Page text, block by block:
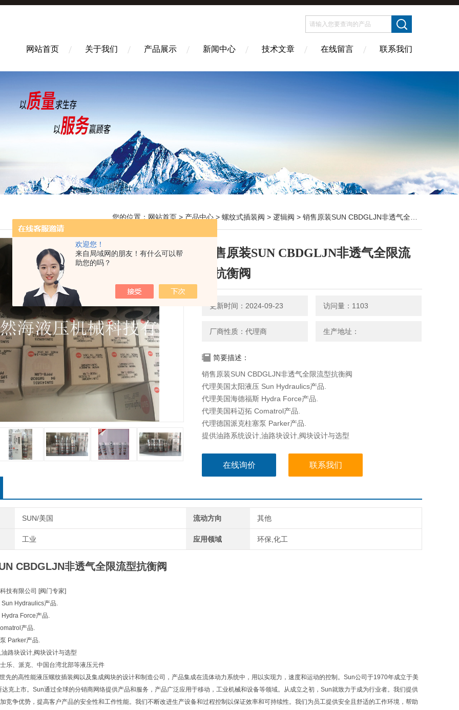
欢迎您！
来自局域网的朋友！有什么可以帮
助您的吗？
网站首页 关于我们 产品展示 新闻中心 技术文章 在线留言 联系我们
您的位置： 网站首页 > 产品中心 > 螺纹式插装阀 > 逻辑阀 > 销售原装SUN CBDGLJN非透气全限流型抗衡阀
销售原装SUN CBDGLJN非透气全限流
型抗衡阀
更新时间：2024-09-23 访问量：1103
厂商性质：代理商 生产地址：
简要描述：
销售原装SUN CBDGLJN非透气全限流型抗衡阀
代理美国太阳液压 Sun Hydraulics产品.
代理美国海德福斯 Hydra Force产品.
代理美国科迈拓 Comatrol产品.
代理德国派克柱塞泵 Parker产品.
提供油路系统设计,油路块设计,阀块设计与选型
在线询价 联系我们
SUN/美国 流动方向 其他
工业 应用领域 环保,化工
CBDGLJN非透气全限流型抗衡阀
技有限公司 [阀门专家]
Hydraulics产品.
Force产品.
产品.
Parker产品.
路块设计,阀块设计与选型
乐、派克、中国台湾北部等液压元件
先的高性能液压螺纹插装阀以及集成阀块的设计和制造公司，产品集成在流体动力系统中，用以实现力，速度和运动的控制。Sun公司于1970年成立于美
达克上市。Sun通过全球的分销商网络提供产品和服务，产品广泛应用于移动，工业机械和设备等领域。从成立之初，Sun就致力于成为行业者。我们提供
竞争优势，提高客户产品的安全性和工作性能。我们不断改进生产设备和过程控制以保证效率和可持续性。我们为员工提供安全且舒适的工作环境，帮助